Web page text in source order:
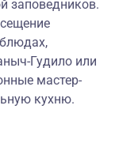
заповедников.
Гудило или
мастер-
кухню.